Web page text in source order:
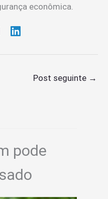
econômica.
Post seguinte →
pode